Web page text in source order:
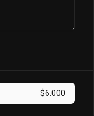
$6.000